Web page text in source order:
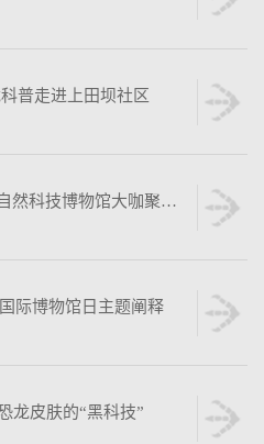
普走进上田坝社区
转载丨破局“十五五”：全国自然科技博物馆大咖聚首上海，共探文旅融合新思路
际博物馆日主题阐释
龙皮肤的“黑科技”